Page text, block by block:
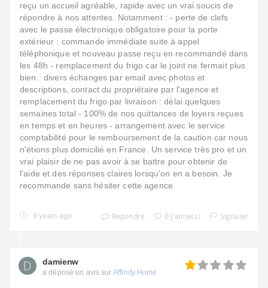
reçu un accueil agréable, rapide avec un vrai soucis de
répondre à nos attentes. Notamment : - perte de clefs
avec le passe électronique obligatoire pour la porte
extérieur : commande immédiate suite à appel
téléphonique et nouveau passe reçu en recommandé dans
les 48h - remplacement du frigo car le joint ne fermait plus
bien : divers échanges par email avec photos et
descriptions, contact du propriétaire par l'agence et
remplacement du frigo par livraison : délai quelques
semaines total - 100% de nos quittances de loyers reçues
en temps et en heures - arrangement avec le service
comptabilité pour le remboursement de la caution car nous
n'étions plus domicilié en France. Un service très pro et un
vrai plaisir de ne pas avoir à se battre pour obtenir de
l'aide et des réponses claires lorsqu'on en a besoin. Je
recommande sans hésiter cette agence.
9 years ago Répondre 0 j'aime(s) Signaler
damienw
a déposé un avis sur Affinity Home